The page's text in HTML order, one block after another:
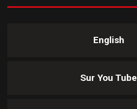
English
Sur You Tube